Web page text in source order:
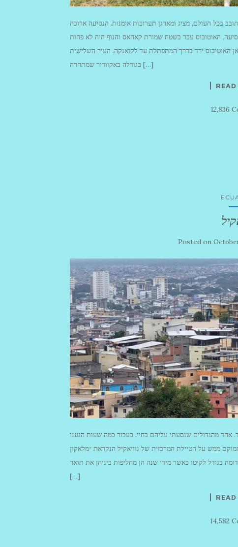
בכל העולם, מציג ומארגן תערוכות אומנות. הנסיעה ארוכה
האוטובוס עבר בשטח שמורת קאחאס והנוף היה לא פחות
האוטובוס ירד בדרך המתפתלת עד לקואנקה. העיר השלישית
בגודלה באקוודור שמתחרה […]
12,836
Posted on
אחד מהגדולים שנסעתי עליהם בחיי. כעבור כמה שעות הגענו
ממש על הטיילת המרכזית של גוויאקיל הנקראת ״מלאקון
דומה בגודל לקיטו כאשר מידי שנה הן מחליפות ביניהן את תואר
[…]
14,582